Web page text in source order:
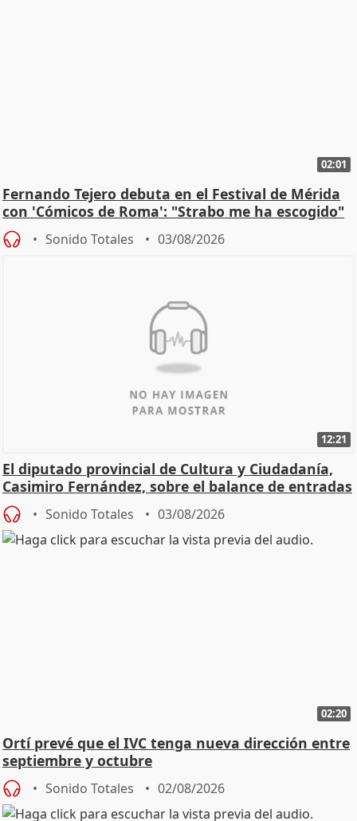
02:01
Fernando Tejero debuta en el Festival de Mérida
con 'Cómicos de Roma': "Strabo me ha escogido"
Sonido Totales 03/08/2026
12:21
El diputado provincial de Cultura y Ciudadanía,
Casimiro Fernández, sobre el balance de entradas
Sonido Totales 03/08/2026
02:20
Ortí prevé que el IVC tenga nueva dirección entre
septiembre y octubre
Sonido Totales 02/08/2026